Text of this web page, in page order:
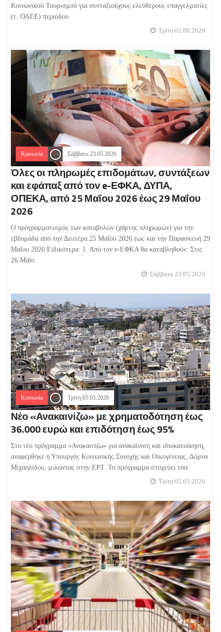
Κοινωνικού Τουρισμού για συνταξιούχους ελεύθερους επαγγελματίες
(τ. ΟΑΕΕ) περιόδου
Τρίτη 02.06.2026
Κοινωνία Σάββατο 23.05.2026
Όλες οι πληρωμές επιδομάτων, συντάξεων
και εφάπαξ από τον e-ΕΦΚΑ, ΔΥΠΑ,
ΟΠΕΚΑ, από 25 Μαΐου 2026 έως 29 Μαΐου
2026
Ο προγραμματισμός των καταβολών (χάρτης πληρωμών) για την
εβδομάδα από την Δευτέρα 25 Μαΐου 2026 έως και την Παρασκευή 29
Μαΐου 2026 Ειδικότερα: 1. Από τον e-ΕΦΚΑ θα καταβληθούν: Στις
26 Μαΐο
Σάββατο 23.05.2026
Κοινωνία Τρίτη 05.05.2026
Νέο «Ανακαινίζω» με χρηματοδότηση έως
36.000 ευρώ και επιδότηση έως 95%
Στο νέο πρόγραμμα «Ανακαινίζω» για ανακαίνιση και ιδιοκατοίκηση,
αναφέρθηκε η Υπουργός Κοινωνικής Συνοχής και Οικογένειας, Δόμνα
Μιχαηλίδου, μιλώντας στην ΕΡΤ. Το πρόγραμμα στοχεύει τόσ
Τρίτη 05.05.2026